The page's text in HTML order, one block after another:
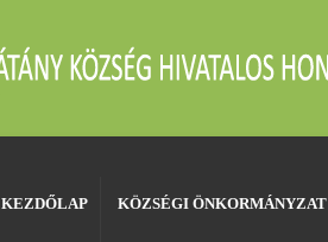
KEZDŐLAP KÖZSÉGI ÖNKORMÁNYZAT